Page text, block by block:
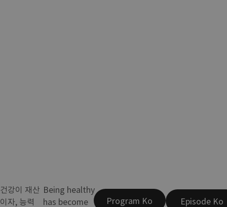
건강이 재산
이자, 능력
Being healthy
has become
Program Ko Episode Ko